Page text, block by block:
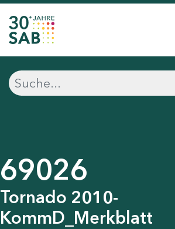
69026
Tornado 2010-
KommD_Merkblatt